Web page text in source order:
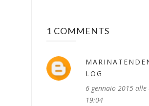
1 COMMENTS
LOG
6 gennaio 2015 alle
19:04